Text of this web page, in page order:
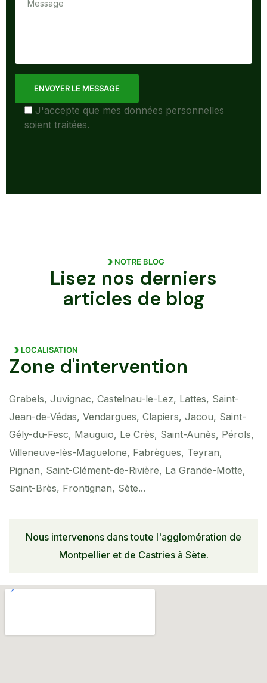
ENVOYER LE MESSAGE
J'accepte que mes données personnelles
soient traitées.
NOTRE BLOG
Lisez nos derniers
articles de blog
LOCALISATION
Zone d'intervention
Grabels, Juvignac, Castelnau-le-Lez, Lattes, Saint-
Jean-de-Védas, Vendargues, Clapiers, Jacou, Saint-
Gély-du-Fesc, Mauguio, Le Crès, Saint-Aunès, Pérols,
Villeneuve-lès-Maguelone, Fabrègues, Teyran,
Pignan, Saint-Clément-de-Rivière, La Grande-Motte,
Saint-Brès, Frontignan, Sète...
Nous intervenons dans toute l'agglomération de
Montpellier et de Castries à Sète.